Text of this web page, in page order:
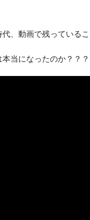
、動画で残っているこ
当になったのか？？？